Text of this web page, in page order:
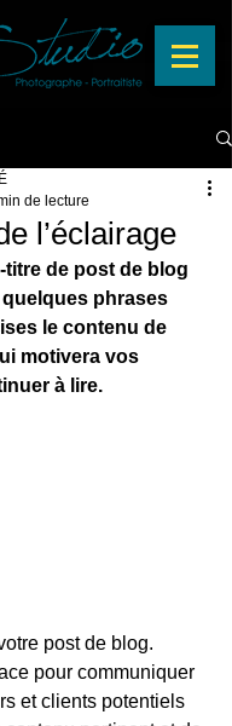
l’éclairage
de lecture
titre de post de blog
phrases
le contenu de
motivera vos
à lire.
post de blog.
pour communiquer
et clients potentiels